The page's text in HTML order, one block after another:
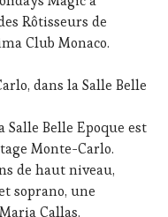
Rôtisseurs de
Club Monaco.
dans la Salle Belle
Belle Epoque est
Monte-Carlo.
de haut niveau,
soprano, une
Callas.